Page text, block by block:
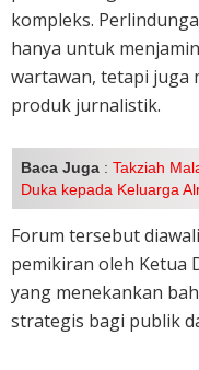
kompleks.
hanya untuk
wartawan, tetapi juga
produk jurnalistik.
Baca Juga : Takziah
Duka kepada Keluarga
Forum tersebut
pemikiran oleh Ketua
yang menekankan
strategis bagi publik